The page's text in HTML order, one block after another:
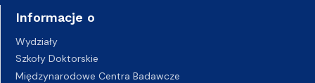
Informacje o
Wydziały
Szkoły Doktorskie
Międzynarodowe Centra Badawcze